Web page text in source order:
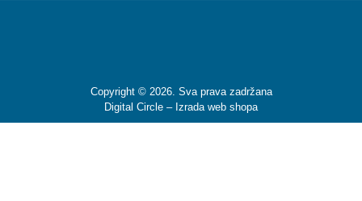
Copyright © 2026. Sva prava zadržana
Digital Circle – Izrada web shopa